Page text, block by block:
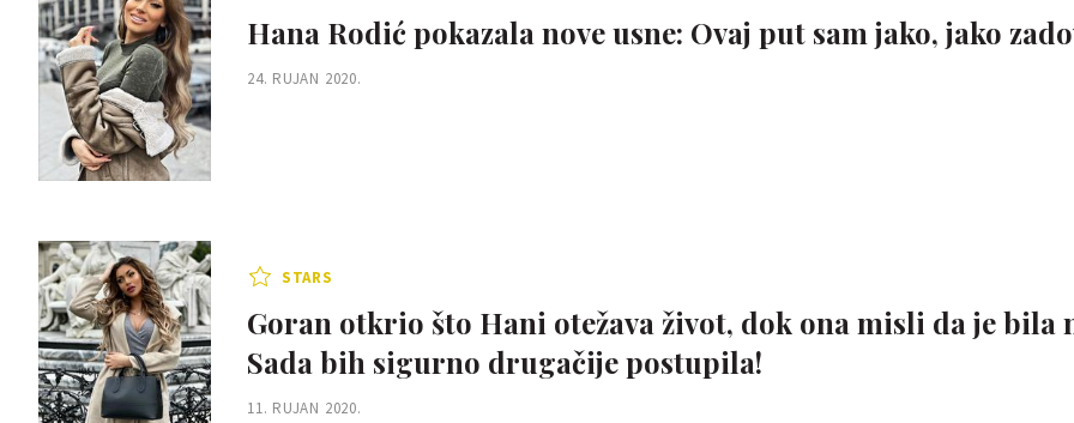
Hana Rodić pokazala nove usne: Ovaj put sam jako, jako
24. RUJAN 2020.
STARS
Goran otkrio što Hani otežava život, dok ona misli da je bila
Sada bih sigurno drugačije postupila!
11. RUJAN 2020.